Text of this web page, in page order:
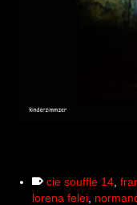
cie souffle 14
lorena felei